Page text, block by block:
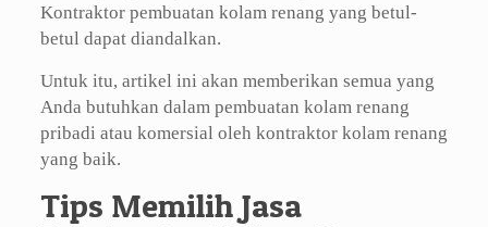
Kontraktor pembuatan kolam renang yang betul-
betul dapat diandalkan.
Untuk itu, artikel ini akan memberikan semua yang
Anda butuhkan dalam pembuatan kolam renang
pribadi atau komersial oleh kontraktor kolam renang
yang baik.
Tips Memilih Jasa